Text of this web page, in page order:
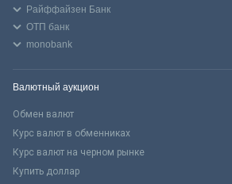
Райффайзен Банк
ОТП банк
monobank
Валютный аукцион
Обмен валют
Курс валют в обменниках
Курс валют на черном рынке
Купить доллар